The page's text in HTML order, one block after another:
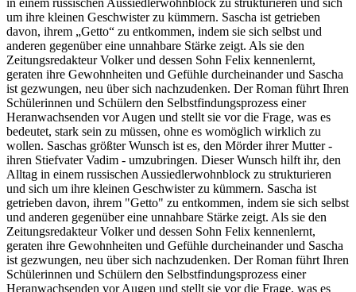
in einem russischen Aussiedlerwohnblock zu strukturieren und sich
um ihre kleinen Geschwister zu kümmern. Sascha ist getrieben
davon, ihrem „Getto“ zu entkommen, indem sie sich selbst und
anderen gegenüber eine unnahbare Stärke zeigt. Als sie den
Zeitungsredakteur Volker und dessen Sohn Felix kennenlernt,
geraten ihre Gewohnheiten und Gefühle durcheinander und Sascha
ist gezwungen, neu über sich nachzudenken. Der Roman führt Ihren
Schülerinnen und Schülern den Selbstfindungsprozess einer
Heranwachsenden vor Augen und stellt sie vor die Frage, was es
bedeutet, stark sein zu müssen, ohne es womöglich wirklich zu
wollen. Saschas größter Wunsch ist es, den Mörder ihrer Mutter -
ihren Stiefvater Vadim - umzubringen. Dieser Wunsch hilft ihr, den
Alltag in einem russischen Aussiedlerwohnblock zu strukturieren
und sich um ihre kleinen Geschwister zu kümmern. Sascha ist
getrieben davon, ihrem "Getto" zu entkommen, indem sie sich selbst
und anderen gegenüber eine unnahbare Stärke zeigt. Als sie den
Zeitungsredakteur Volker und dessen Sohn Felix kennenlernt,
geraten ihre Gewohnheiten und Gefühle durcheinander und Sascha
ist gezwungen, neu über sich nachzudenken. Der Roman führt Ihren
Schülerinnen und Schülern den Selbstfindungsprozess einer
Heranwachsenden vor Augen und stellt sie vor die Frage, was es